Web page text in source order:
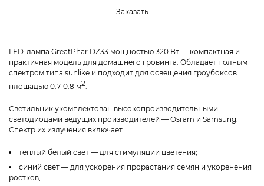
Заказать
LED-лампа GreatPhar DZ33 мощностью 320 Вт — компактная и
практичная модель для домашнего гровинга. Обладает полным
спектром типа sunlike и подходит для освещения гроубоксов
площадью 0.7-0.8 м2.
Светильник укомплектован высокопроизводительными
светодиодами ведущих производителей — Osram и Samsung.
Спектр их излучения включает:
теплый белый свет — для стимуляции цветения;
синий свет — для ускорения прорастания семян и укоренения
ростков;